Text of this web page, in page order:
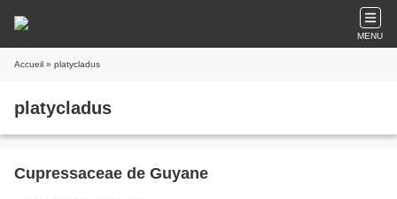
MENU
Accueil » platycladus
platycladus
Cupressaceae de Guyane